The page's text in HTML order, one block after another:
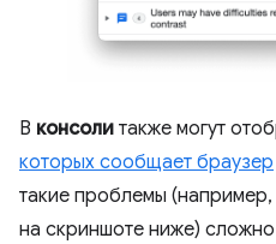
В консоли также могут
которых сообщает браузер
такие проблемы
на скриншоте ниже)